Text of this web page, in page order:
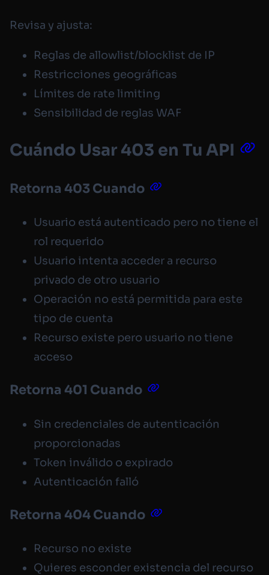
Revisa y ajusta:
Reglas de allowlist/blocklist de IP
Restricciones geográficas
Límites de rate limiting
Sensibilidad de reglas WAF
Cuándo Usar 403 en Tu API
Retorna 403 Cuando
Usuario está autenticado pero no tiene el
rol requerido
Usuario intenta acceder a recurso
privado de otro usuario
Operación no está permitida para este
tipo de cuenta
Recurso existe pero usuario no tiene
acceso
Retorna 401 Cuando
Sin credenciales de autenticación
proporcionadas
Token inválido o expirado
Autenticación falló
Retorna 404 Cuando
Recurso no existe
Quieres esconder existencia del recurso